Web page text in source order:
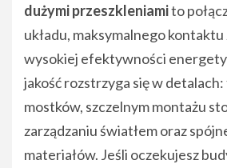
dużymi przeszkleniamito
układu, maksymalnego kontaktu
wysokiej efektywności
jakość rozstrzyga się w
mostków, szczelnym montażu
zarządzaniu światłem oraz
materiałów. Jeśli oczekujesz